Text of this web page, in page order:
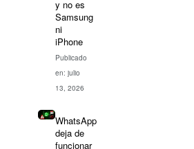
y no es
Samsung
ni
iPhone
Publicado
en: julio
13, 2026
WhatsApp
deja de
funcionar